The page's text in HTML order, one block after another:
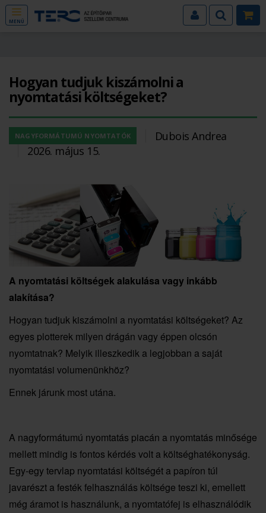
MENÜ
Hogyan tudjuk kiszámolni a
nyomtatási költségeket?
NAGYFORMÁTUMÚ NYOMTATÓK
Dubois Andrea
2026. május 15.
A nyomtatási költségek alakulása vagy inkább
alakítása?
Hogyan tudjuk kiszámolni a nyomtatási költségeket? Az
egyes plotterek milyen drágán vagy éppen olcsón
nyomtatnak? Melyik illeszkedik a legjobban a saját
nyomtatási volumenünkhöz?
Ennek járunk most utána.
A nagyformátumú nyomtatás piacán a nyomtatás minősége
mellett mindig is fontos kérdés volt a költséghatékonyság.
Egy-egy tervlap nyomtatási költségét a papíron túl
javarészt a festék felhasználás költsége teszi ki, emellett
még áramot is használunk, a nyomtatófej is elhasználódik